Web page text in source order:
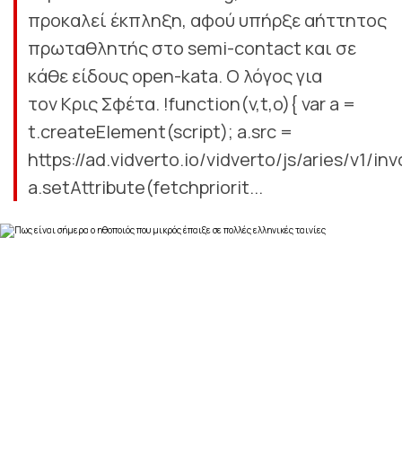
προκαλεί έκπληξη, αφού υπήρξε αήττητος
πρωταθλητής στο semi-contact και σε
κάθε είδους open-kata. Ο λόγος για
τον Κρις Σφέτα. !function(v,t,o){ var a =
t.createElement(script); a.src =
https://ad.vidverto.io/vidverto/js/aries/v1/
a.setAttribute(fetchpriorit...